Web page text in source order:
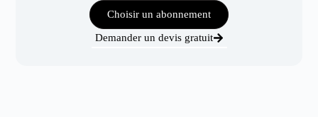
Choisir un abonnement
Demander un devis gratuit